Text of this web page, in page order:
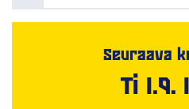
Seuraava
Ti 1.9.